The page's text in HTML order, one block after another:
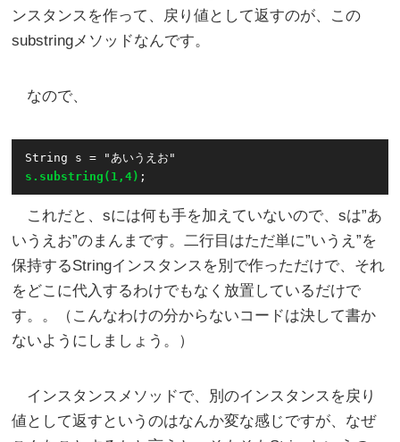
ンスタンスを作って、戻り値として返すのが、この
substringメソッドなんです。
なので、
s.substring(1,4)
これだと、sには何も手を加えていないので、sは”あ
いうえお”のまんまです。二行目はただ単に”いうえ”を
保持するStringインスタンスを別で作っただけで、それ
をどこに代入するわけでもなく放置しているだけで
す。。（こんなわけの分からないコードは決して書か
ないようにしましょう。）
インスタンスメソッドで、別のインスタンスを戻り
値として返すというのはなんか変な感じですが、なぜ